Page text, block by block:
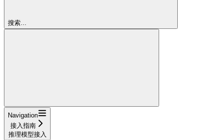
搜索...
Navigation
接入指南
推理模型接入